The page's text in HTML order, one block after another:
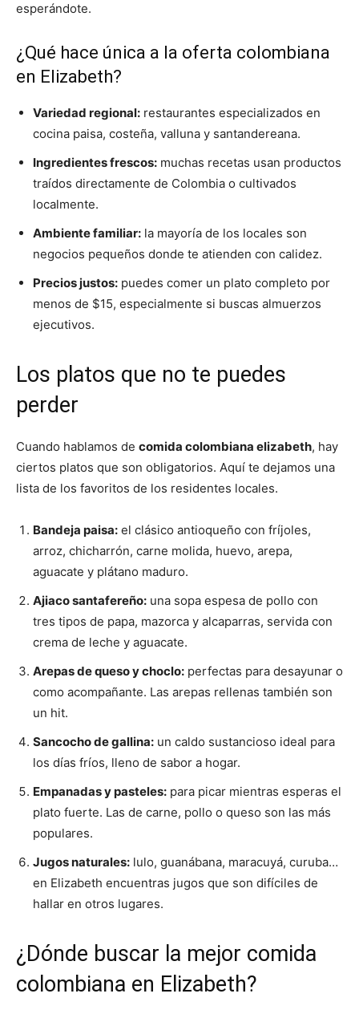
esperándote.
¿Qué hace única a la oferta colombiana
en Elizabeth?
Variedad regional: restaurantes especializados en
cocina paisa, costeña, valluna y santandereana.
Ingredientes frescos: muchas recetas usan productos
traídos directamente de Colombia o cultivados
localmente.
Ambiente familiar: la mayoría de los locales son
negocios pequeños donde te atienden con calidez.
Precios justos: puedes comer un plato completo por
menos de $15, especialmente si buscas almuerzos
ejecutivos.
Los platos que no te puedes
perder
Cuando hablamos de comida colombiana elizabeth, hay
ciertos platos que son obligatorios. Aquí te dejamos una
lista de los favoritos de los residentes locales.
Bandeja paisa: el clásico antioqueño con fríjoles,
arroz, chicharrón, carne molida, huevo, arepa,
aguacate y plátano maduro.
Ajiaco santafereño: una sopa espesa de pollo con
tres tipos de papa, mazorca y alcaparras, servida con
crema de leche y aguacate.
Arepas de queso y choclo: perfectas para desayunar o
como acompañante. Las arepas rellenas también son
un hit.
Sancocho de gallina: un caldo sustancioso ideal para
los días fríos, lleno de sabor a hogar.
Empanadas y pasteles: para picar mientras esperas el
plato fuerte. Las de carne, pollo o queso son las más
populares.
Jugos naturales: lulo, guanábana, maracuyá, curuba…
en Elizabeth encuentras jugos que son difíciles de
hallar en otros lugares.
¿Dónde buscar la mejor comida
colombiana en Elizabeth?